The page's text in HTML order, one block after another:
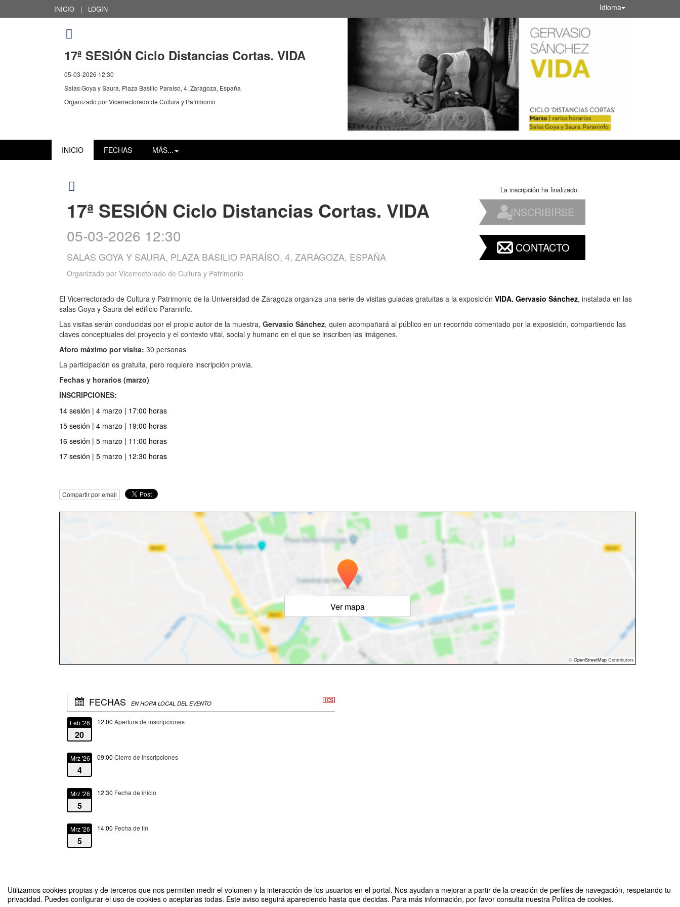
Utilizamos cookies propias y de terceros que nos permiten medir el volumen y la interacción de los usuarios en el portal. Nos ayudan a mejorar a partir de la creación de perfiles de navegación, respetando tu
privacidad. Puedes configurar el uso de cookies o aceptarlas todas. Este aviso seguirá apareciendo hasta que decidas. Para más información, por favor consulta nuestra Política de cookies.
INICIO | LOGIN Idioma
17ª SESIÓN Ciclo Distancias Cortas. VIDA
05-03-2026 12:30
Salas Goya y Saura, Plaza Basilio Paraíso, 4, Zaragoza, España
Organizado porVicerrectorado de Cultura y Patrimonio
INICIO FECHAS MÁS...
17ª SESIÓN Ciclo Distancias Cortas. VIDA
05-03-2026 12:30
SALAS GOYA Y SAURA, PLAZA BASILIO PARAÍSO, 4, ZARAGOZA, ESPAÑA
Organizado por Vicerrectorado de Cultura y Patrimonio
La inscripción ha finalizado.
INSCRIBIRSE
CONTACTO
El Vicerrectorado de Cultura y Patrimonio de la Universidad de Zaragoza organiza una serie de visitas guiadas gratuitas a la exposición VIDA. Gervasio Sánchez, instalada en las
salas Goya y Saura del edificio Paraninfo.
Las visitas serán conducidas por el propio autor de la muestra, Gervasio Sánchez, quien acompañará al público en un recorrido comentado por la exposición, compartiendo las
claves conceptuales del proyecto y el contexto vital, social y humano en el que se inscriben las imágenes.
Aforo máximo por visita: 30 personas
La participación es gratuita, pero requiere inscripción previa.
Fechas y horarios (marzo)
INSCRIPCIONES:
14 sesión | 4 marzo | 17:00 horas
15 sesión | 4 marzo | 19:00 horas
16 sesión | 5 marzo | 11:00 horas
17 sesión | 5 marzo | 12:30 horas
Compartir por email
Ver mapa
© OpenStreetMap Contributors
FECHAS EN HORA LOCAL DEL EVENTO
Feb '26
20
12:00 Apertura de inscripciones
Mrz '26
4
09:00 Cierre de inscripciones
Mrz '26
5
12:30 Fecha de inicio
Mrz '26
5
14:00 Fecha de fin
17ª SESIÓN Ciclo Distancias Cortas. VIDA Organizado por Vicerrectorado de Cultura y Patrimonio